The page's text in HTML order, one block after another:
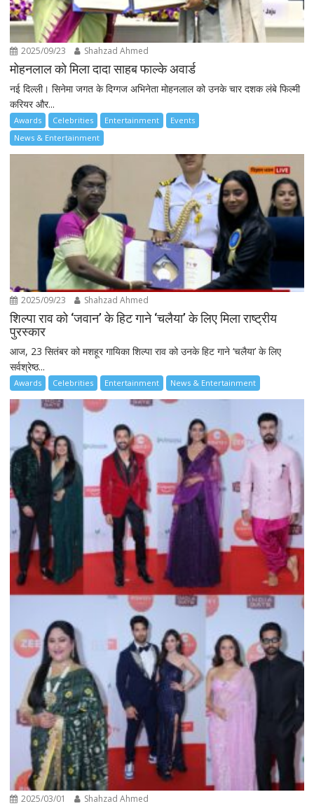
2025/09/23 Shahzad Ahmed
मोहनलाल को मिला दादा साहब फाल्के अवार्ड
नई दिल्ली। सिनेमा जगत के दिग्गज अभिनेता मोहनलाल को उनके चार दशक लंबे फिल्मी
करियर और...
Awards Celebrities Entertainment
Events
News & Entertainment
2025/09/23 Shahzad Ahmed
शिल्पा राव को ‘जवान’ के हिट गाने ‘चलैया’ के लिए मिला राष्ट्रीय
पुरस्कार
आज, 23 सितंबर को मशहूर गायिका शिल्पा राव को उनके हिट गाने ‘चलैया’ के लिए
सर्वश्रेष्ठ...
Awards Celebrities Entertainment News & Entertainment
2025/03/01 Shahzad Ahmed